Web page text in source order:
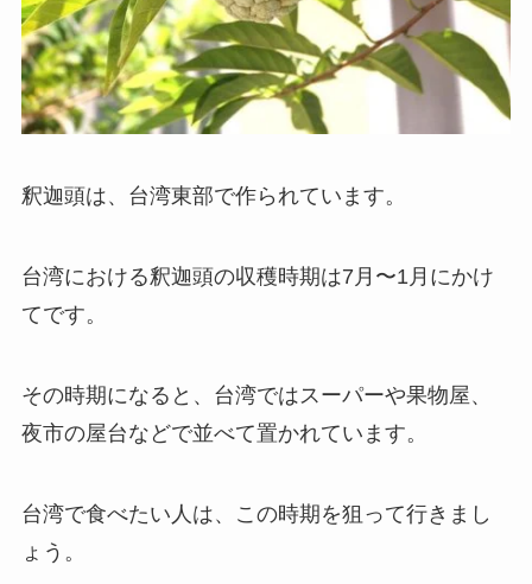
釈迦頭は、台湾東部で作られています。
台湾における釈迦頭の収穫時期は7月〜1月にかけ
てです。
その時期になると、台湾ではスーパーや果物屋、
夜市の屋台などで並べて置かれています。
台湾で食べたい人は、この時期を狙って行きまし
ょう。